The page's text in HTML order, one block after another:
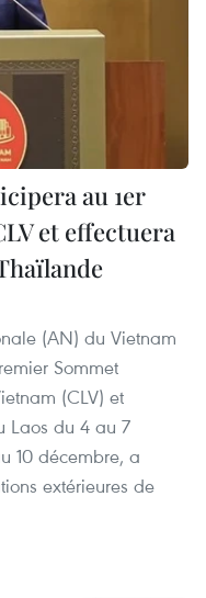
au 1er
et effectuera
(AN) du Vietnam
Sommet
(CLV) et
Laos du 4 au 7
10 décembre, a
extérieures de